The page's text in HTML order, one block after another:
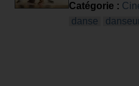
Catégorie :
danse